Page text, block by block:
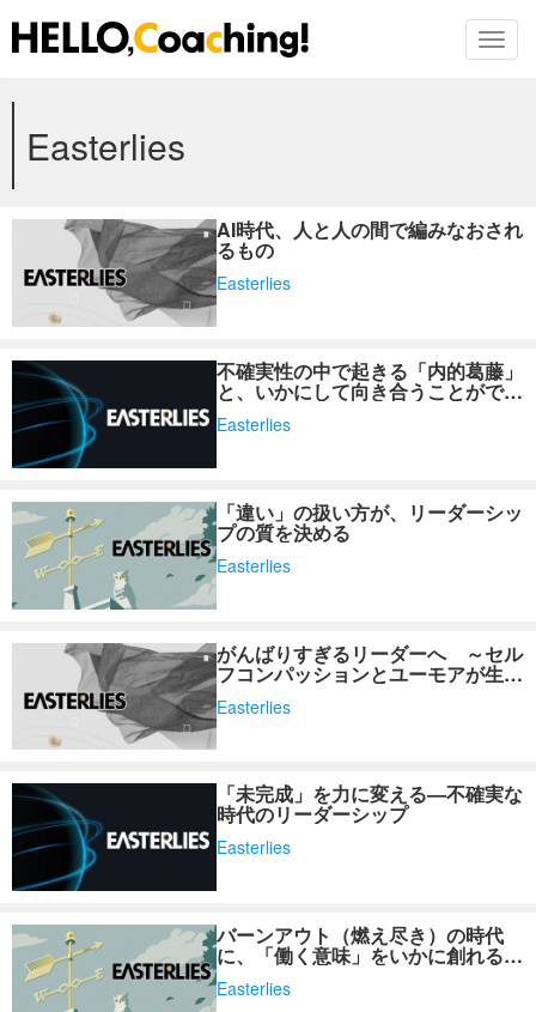
content
Easterlies
AI時代、人と人の間で編みなおされ
るもの
Easterlies
不確実性の中で起きる「内的葛藤」
と、いかにして向き合うことができ
るか？
Easterlies
「違い」の扱い方が、リーダーシッ
プの質を決める
Easterlies
がんばりすぎるリーダーへ ～セル
フコンパッションとユーモアが生み
Easterlies
「未完成」を力に変える—不確実な
時代のリーダーシップ
Easterlies
バーンアウト（燃え尽き）の時代
に、「働く意味」をいかに創れるか
～「フィードバック」の持つ力を再
考する～
Easterlies